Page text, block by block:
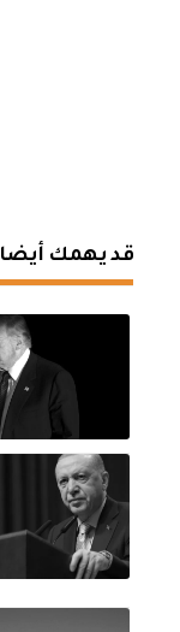
قد يهمك أيضا